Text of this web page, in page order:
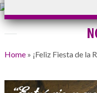
Home» ¡Feliz Fiesta de la